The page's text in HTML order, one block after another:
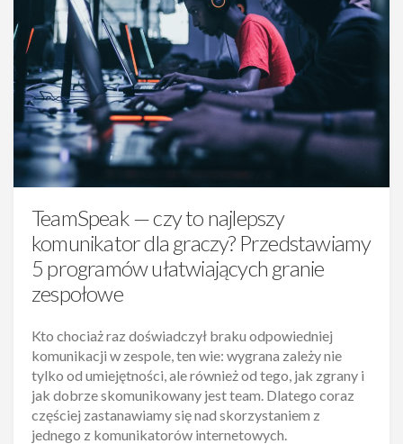
TeamSpeak — czy to najlepszy
komunikator dla graczy? Przedstawiamy
5 programów ułatwiających granie
zespołowe
Kto chociaż raz doświadczył braku odpowiedniej
komunikacji w zespole, ten wie: wygrana zależy nie
tylko od umiejętności, ale również od tego, jak zgrany i
jak dobrze skomunikowany jest team. Dlatego coraz
częściej zastanawiamy się nad skorzystaniem z
jednego z komunikatorów internetowych.